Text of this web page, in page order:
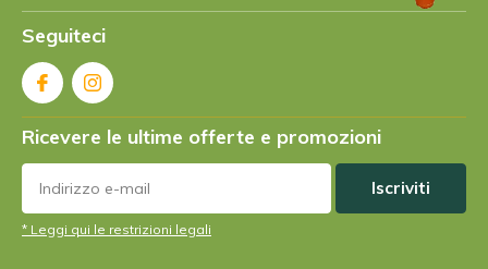
Seguiteci
Ricevere le ultime offerte e promozioni
Iscriviti
* Leggi qui le restrizioni legali